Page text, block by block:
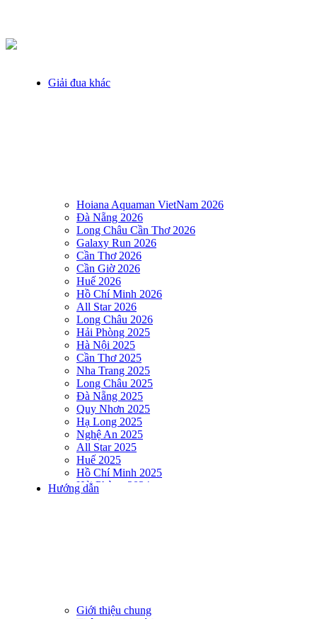
Giải đua khác
Hoiana Aquaman VietNam 2026
Đà Nẵng 2026
Long Châu Cần Thơ 2026
Galaxy Run 2026
Cần Thơ 2026
Cần Giờ 2026
Huế 2026
Hồ Chí Minh 2026
All Star 2026
Long Châu 2026
Hải Phòng 2025
Hà Nội 2025
Cần Thơ 2025
Nha Trang 2025
Long Châu 2025
Đà Nẵng 2025
Quy Nhơn 2025
Hạ Long 2025
Nghệ An 2025
All Star 2025
Huế 2025
Hồ Chí Minh 2025
Hải Phòng 2024
DNSE AQUAMAN VIETNAM 2024
DNSE AQUAMAN VIETNAM 2023
Hướng dẫn
Giới thiệu chung